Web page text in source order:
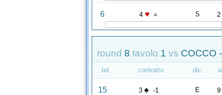
6 4 ♥ = S 2
round 8 tavolo 1 vs COCCO
bd. contratto dic.
15 3 ♠ -1 E 9